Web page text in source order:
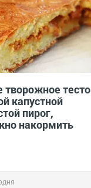
тесто
капустной
пирог,
накормить